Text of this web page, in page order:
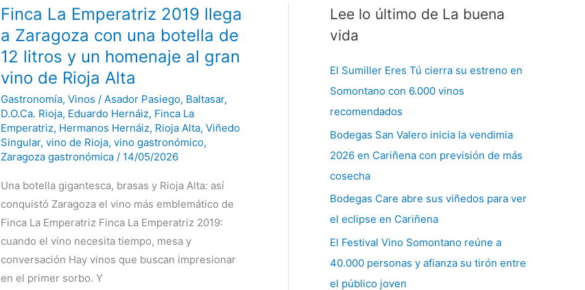
Finca La Emperatriz 2019 llega
a Zaragoza con una botella de
12 litros y un homenaje al gran
vino de Rioja Alta
Gastronomía, Vinos / Asador Pasiego, Baltasar,
D.O.Ca. Rioja, Eduardo Hernáiz, Finca La
Emperatriz, Hermanos Hernáiz, Rioja Alta, Viñedo
Singular, vino de Rioja, vino gastronómico,
Zaragoza gastronómica/ 14/05/2026
Una botella gigantesca, brasas y Rioja Alta: así
conquistó Zaragoza el vino más emblemático de
Finca La Emperatriz Finca La Emperatriz 2019:
cuando el vino necesita tiempo, mesa y
conversación Hay vinos que buscan impresionar
en el primer sorbo. Y
Finca
La
2019
llega
a
Zaragoza
con
botella
de
12
litros
y
un
homenaje
gran
vino
de
Alta
Lee lo último de La buena
vida
El Sumiller Eres Tú cierra su estreno en
Somontano con 6.000 vinos
recomendados
Bodegas San Valero inicia la vendimia
2026 en Cariñena con previsión de más
cosecha
Bodegas Care abre sus viñedos para ver
el eclipse en Cariñena
El Festival Vino Somontano reúne a
40.000 personas y afianza su tirón entre
el público joven
C
a
e
g
o
r
í
a
s